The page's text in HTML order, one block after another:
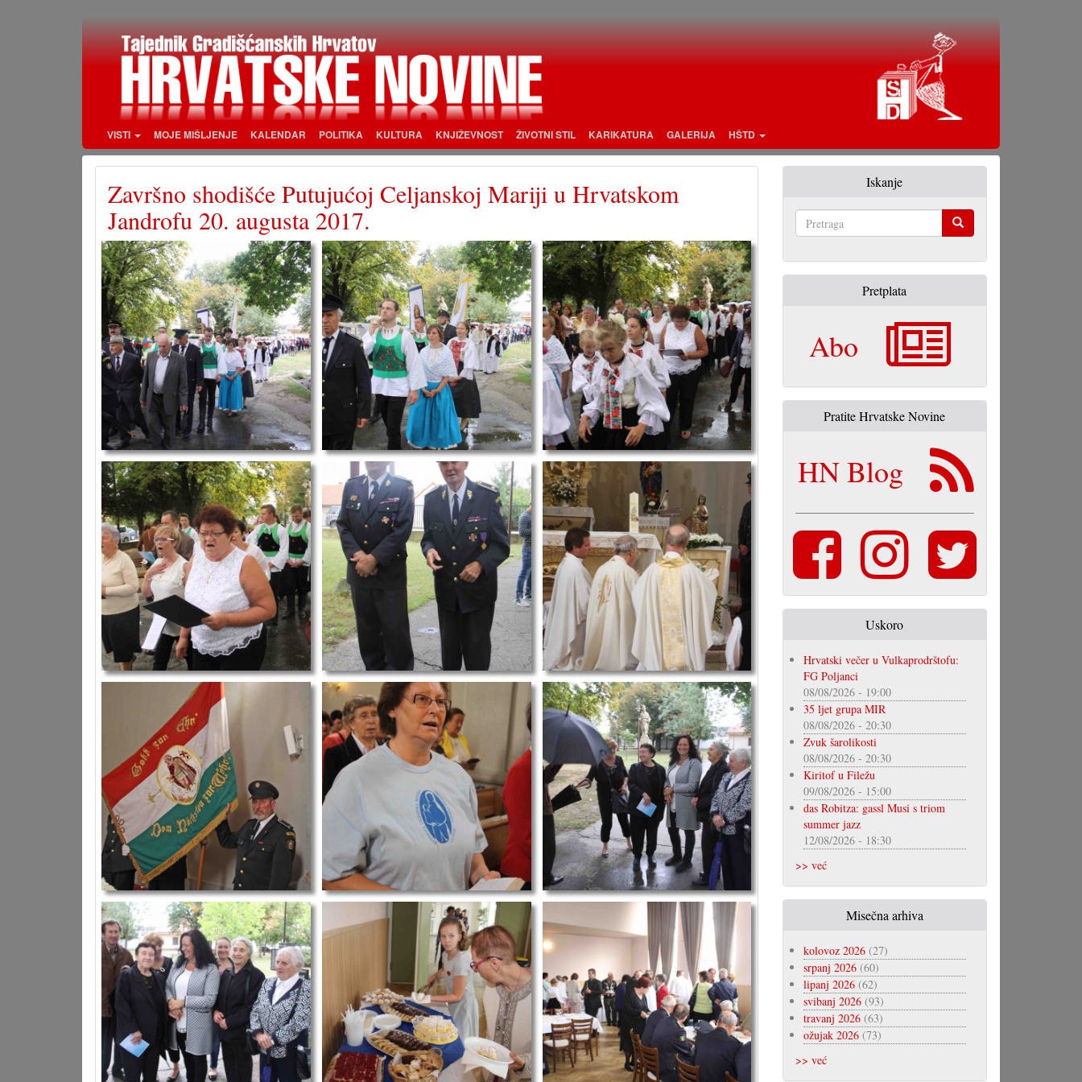
VISTI MOJE MIŠLJENJE KALENDAR POLITIKA KULTURA KNJIŽEVNOST ŽIVOTNI STIL KARIKATURA GALERIJA HŠTD
Završno shodišće Putujućoj Celjanskoj Mariji u Hrvatskom
Jandrofu 20. augusta 2017.
Iskanje
Pretplata
Abo
Pratite Hrvatske Novine
HN Blog
Uskoro
Hrvatski večer u Vulkaprodrštofu:
FG Poljanci
08/08/2026 - 19:00
35 ljet grupa MIR
08/08/2026 - 20:30
Zvuk šarolikosti
08/08/2026 - 20:30
Kiritof u Filežu
09/08/2026 - 15:00
das Robitza: gassl Musi s triom
summer jazz
12/08/2026 - 18:30
>> već
Misečna arhiva
kolovoz 2026(27)
srpanj 2026(60)
lipanj 2026(62)
svibanj 2026(93)
travanj 2026(63)
ožujak 2026(73)
>> već